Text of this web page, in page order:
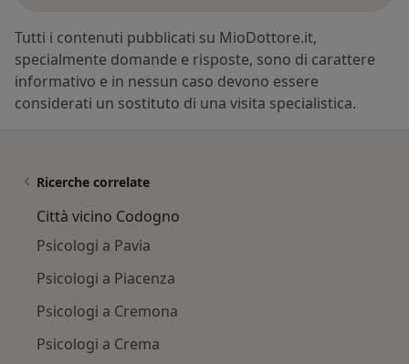
Tutti i contenuti pubblicati su MioDottore.it,
specialmente domande e risposte, sono di carattere
informativo e in nessun caso devono essere
considerati un sostituto di una visita specialistica.
Ricerche correlate
Città vicino Codogno
Psicologi a Pavia
Psicologi a Piacenza
Psicologi a Cremona
Psicologi a Crema